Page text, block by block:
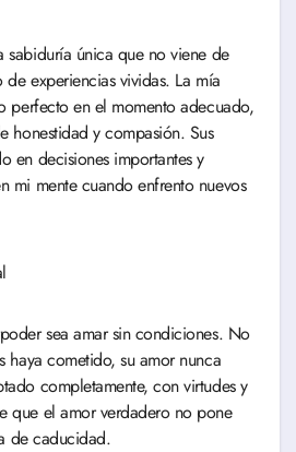
sabiduría única que no viene de
experiencias vividas. La mía
perfecto en el momento adecuado,
honestidad y compasión. Sus
en decisiones importantes y
mi mente cuando enfrento nuevos
sea amar sin condiciones. No
haya cometido, su amor nunca
completamente, con virtudes y
que el amor verdadero no pone
de caducidad.